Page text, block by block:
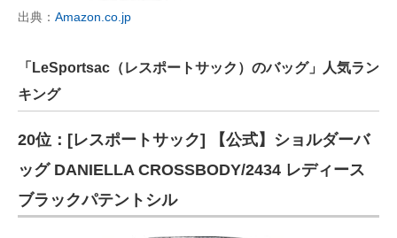
出典： Amazon.co.jp
「LeSportsac（レスポートサック）のバッグ」人気ラン
キング
20位：[レスポートサック] 【公式】ショルダーバ
ッグ DANIELLA CROSSBODY/2434 レディース
ブラックパテントシル